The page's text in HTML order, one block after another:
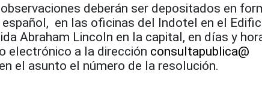
deberán ser depositados en
en las oficinas del Indotel en el
Abraham Lincoln en la capital, en días y
electrónico a la dirección consultapublica@
el asunto el número de la resolución.